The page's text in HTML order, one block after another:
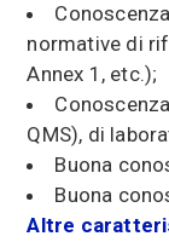
normative di
Annex 1, etc.);
QMS), di
Buona
Buona
Altre